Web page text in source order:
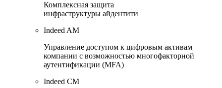
Комплексная защита
инфраструктуры айдентити
Indeed AM
Управление доступом к цифровым активам
компании с возможностью многофакторной
аутентификации (MFA)
Indeed CM